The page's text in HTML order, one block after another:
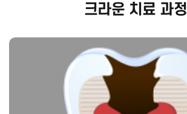
크라운 치료 과정